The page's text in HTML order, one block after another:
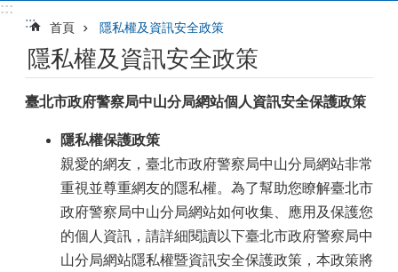
:::
:::
首頁 隱私權及資訊安全政策
隱私權及資訊安全政策
臺北市政府警察局中山分局網站個人資訊安全保護政策
隱私權保護政策
親愛的網友，臺北市政府警察局中山分局網站非常
重視並尊重網友的隱私權。為了幫助您瞭解臺北市
政府警察局中山分局網站如何收集、應用及保護您
的個人資訊，請詳細閱讀以下臺北市政府警察局中
山分局網站隱私權暨資訊安全保護政策，本政策將